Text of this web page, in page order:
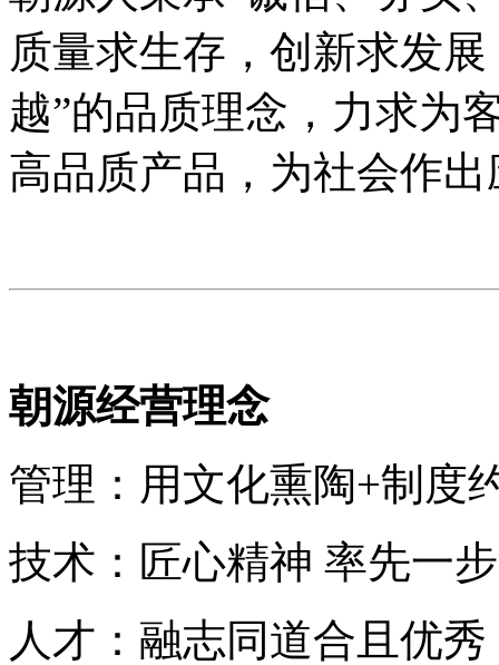
质量求生存，创新求发
越”的品质理念，力求为
高品质产品，为社会作
朝源经营理念
管理：用文化熏陶+制
技术：匠心精神 率先一步
人才：融志同道合且